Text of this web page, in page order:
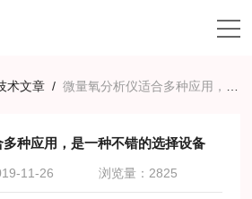
术文章 /微量氧分析仪适合多种应用，是一种不错的选择设备
种应用，是一种不错的选择设备
11-26 浏览量：2825